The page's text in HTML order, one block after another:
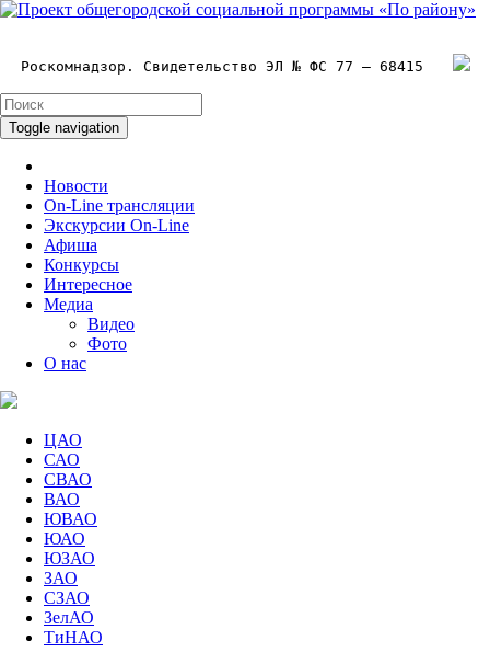
Роскомнадзор. Свидетельство ЭЛ № ФС 77 – 68415
Toggle navigation
Новости
On-Line трансляции
Экскурсии On-Line
Афиша
Конкурсы
Интересное
Медиа
Видео
Фото
О нас
ЦАО
САО
СВАО
ВАО
ЮВАО
ЮАО
ЮЗАО
ЗАО
СЗАО
ЗелАО
ТиНАО